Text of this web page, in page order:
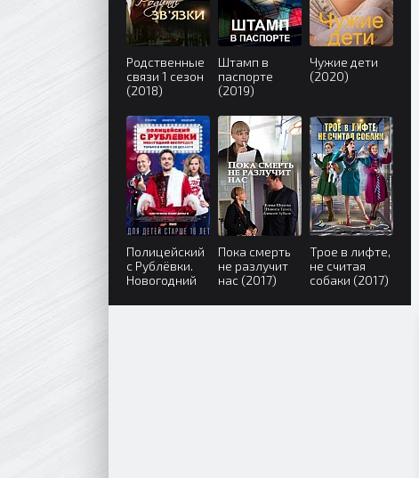
Родственные
связи 1 сезон
(2018)
Штамп в
паспорте
(2019)
Чужие дети
(2020)
Полицейский
с Рублёвки.
Новогодний
(2018)
Пока смерть
не разлучит
нас (2017)
Трое в лифте,
не считая
собаки (2017)